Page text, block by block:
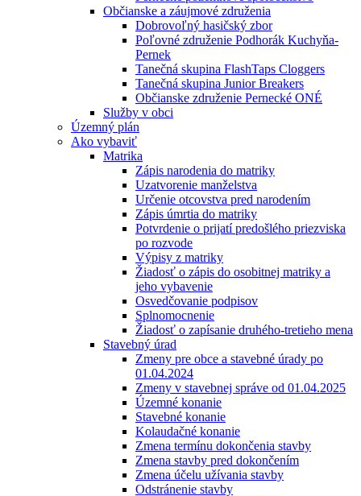
Občianske a záujmové združenia
Dobrovoľný hasičský zbor
Poľovné združenie Podhorák Kuchyňa-
Pernek
Tanečná skupina FlashTaps Cloggers
Tanečná skupina Junior Breakers
Občianske združenie Pernecké ONÉ
Služby v obci
Územný plán
Ako vybaviť
Matrika
Zápis narodenia do matriky
Uzatvorenie manželstva
Určenie otcovstva pred narodením
Zápis úmrtia do matriky
Potvrdenie o prijatí predošlého priezviska
po rozvode
Výpisy z matriky
Žiadosť o zápis do osobitnej matriky a
jeho vybavenie
Osvedčovanie podpisov
Splnomocnenie
Žiadosť o zapísanie druhého-tretieho mena
Stavebný úrad
Zmeny pre obce a stavebné úrady po
01.04.2024
Zmeny v stavebnej správe od 01.04.2025
Územné konanie
Stavebné konanie
Kolaudačné konanie
Zmena termínu dokončenia stavby
Zmena stavby pred dokončením
Zmena účelu užívania stavby
Odstránenie stavby